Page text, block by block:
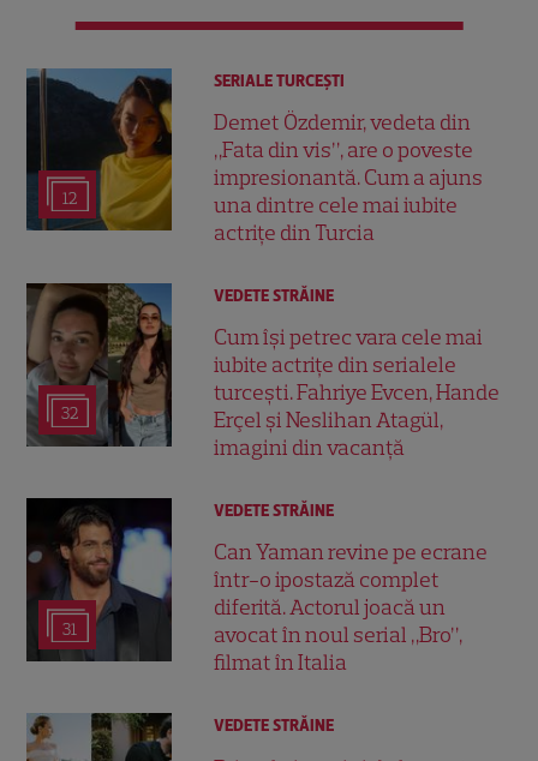
12
SERIALE TURCEŞTI
Demet Özdemir, vedeta din
„Fata din vis”, are o poveste
impresionantă. Cum a ajuns
una dintre cele mai iubite
actrițe din Turcia
32
VEDETE STRĂINE
Cum își petrec vara cele mai
iubite actrițe din serialele
turcești. Fahriye Evcen, Hande
Erçel și Neslihan Atagül,
imagini din vacanță
31
VEDETE STRĂINE
Can Yaman revine pe ecrane
într-o ipostază complet
diferită. Actorul joacă un
avocat în noul serial „Bro”,
filmat în Italia
VEDETE STRĂINE